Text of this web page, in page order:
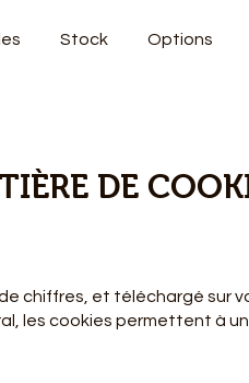
Stock Options
DE
chiffres, et téléchargé sur
les cookies permettent à